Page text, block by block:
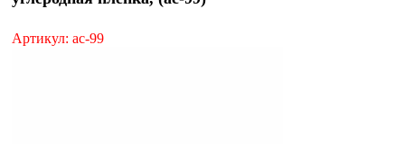
Артикул: ac-99